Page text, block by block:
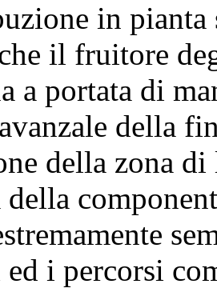
in pianta
il fruitore
a portata di
della
della zona di
i percorsi